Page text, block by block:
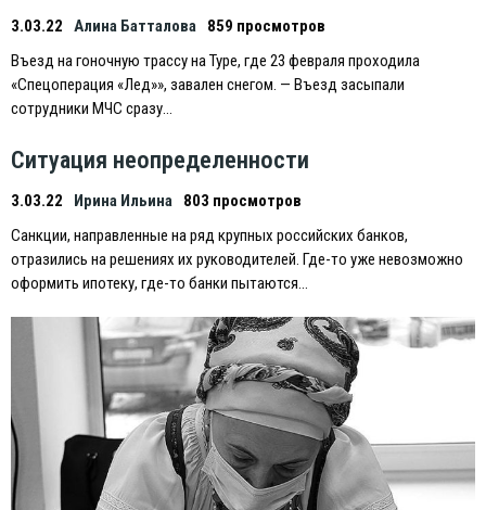
3.03.22 Алина Батталова
859 просмотров
Въезд на гоночную трассу на Туре, где 23 февраля проходила
«Спецоперация «Лед»», завален снегом. — Въезд засыпали
сотрудники МЧС сразу…
Ситуация неопределенности
3.03.22 Ирина Ильина
803 просмотров
Санкции, направленные на ряд крупных российских банков,
отразились на решениях их руководителей. Где-то уже невозможно
оформить ипотеку, где-то банки пытаются…